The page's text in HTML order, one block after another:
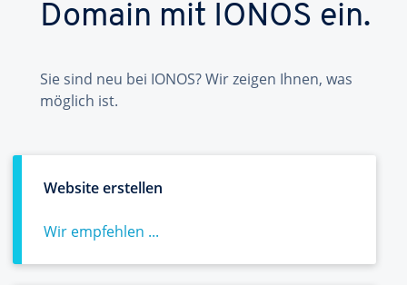
Domain mit IONOS ein.
Sie sind neu bei IONOS? Wir zeigen Ihnen, was
möglich ist.
Website erstellen
Wir empfehlen ...